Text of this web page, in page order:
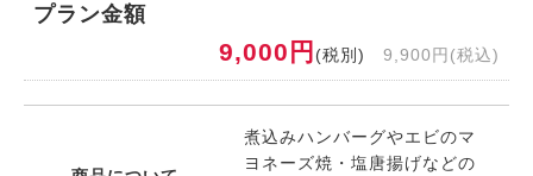
プラン金額
9,000円 (税別) 9,900円(税込)
煮込みハンバーグやエビのマ
ヨネーズ焼・塩唐揚げなどの